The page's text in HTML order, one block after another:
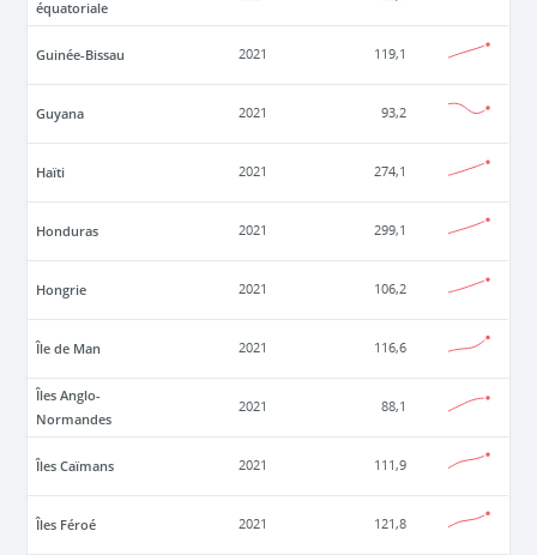
équatoriale
Guinée-Bissau 2021 119,1
Guyana 2021 93,2
Haïti 2021 274,1
Honduras 2021 299,1
Hongrie 2021 106,2
Île de Man 2021 116,6
Îles Anglo-
Normandes
2021 88,1
Îles Caïmans 2021 111,9
Îles Féroé 2021 121,8